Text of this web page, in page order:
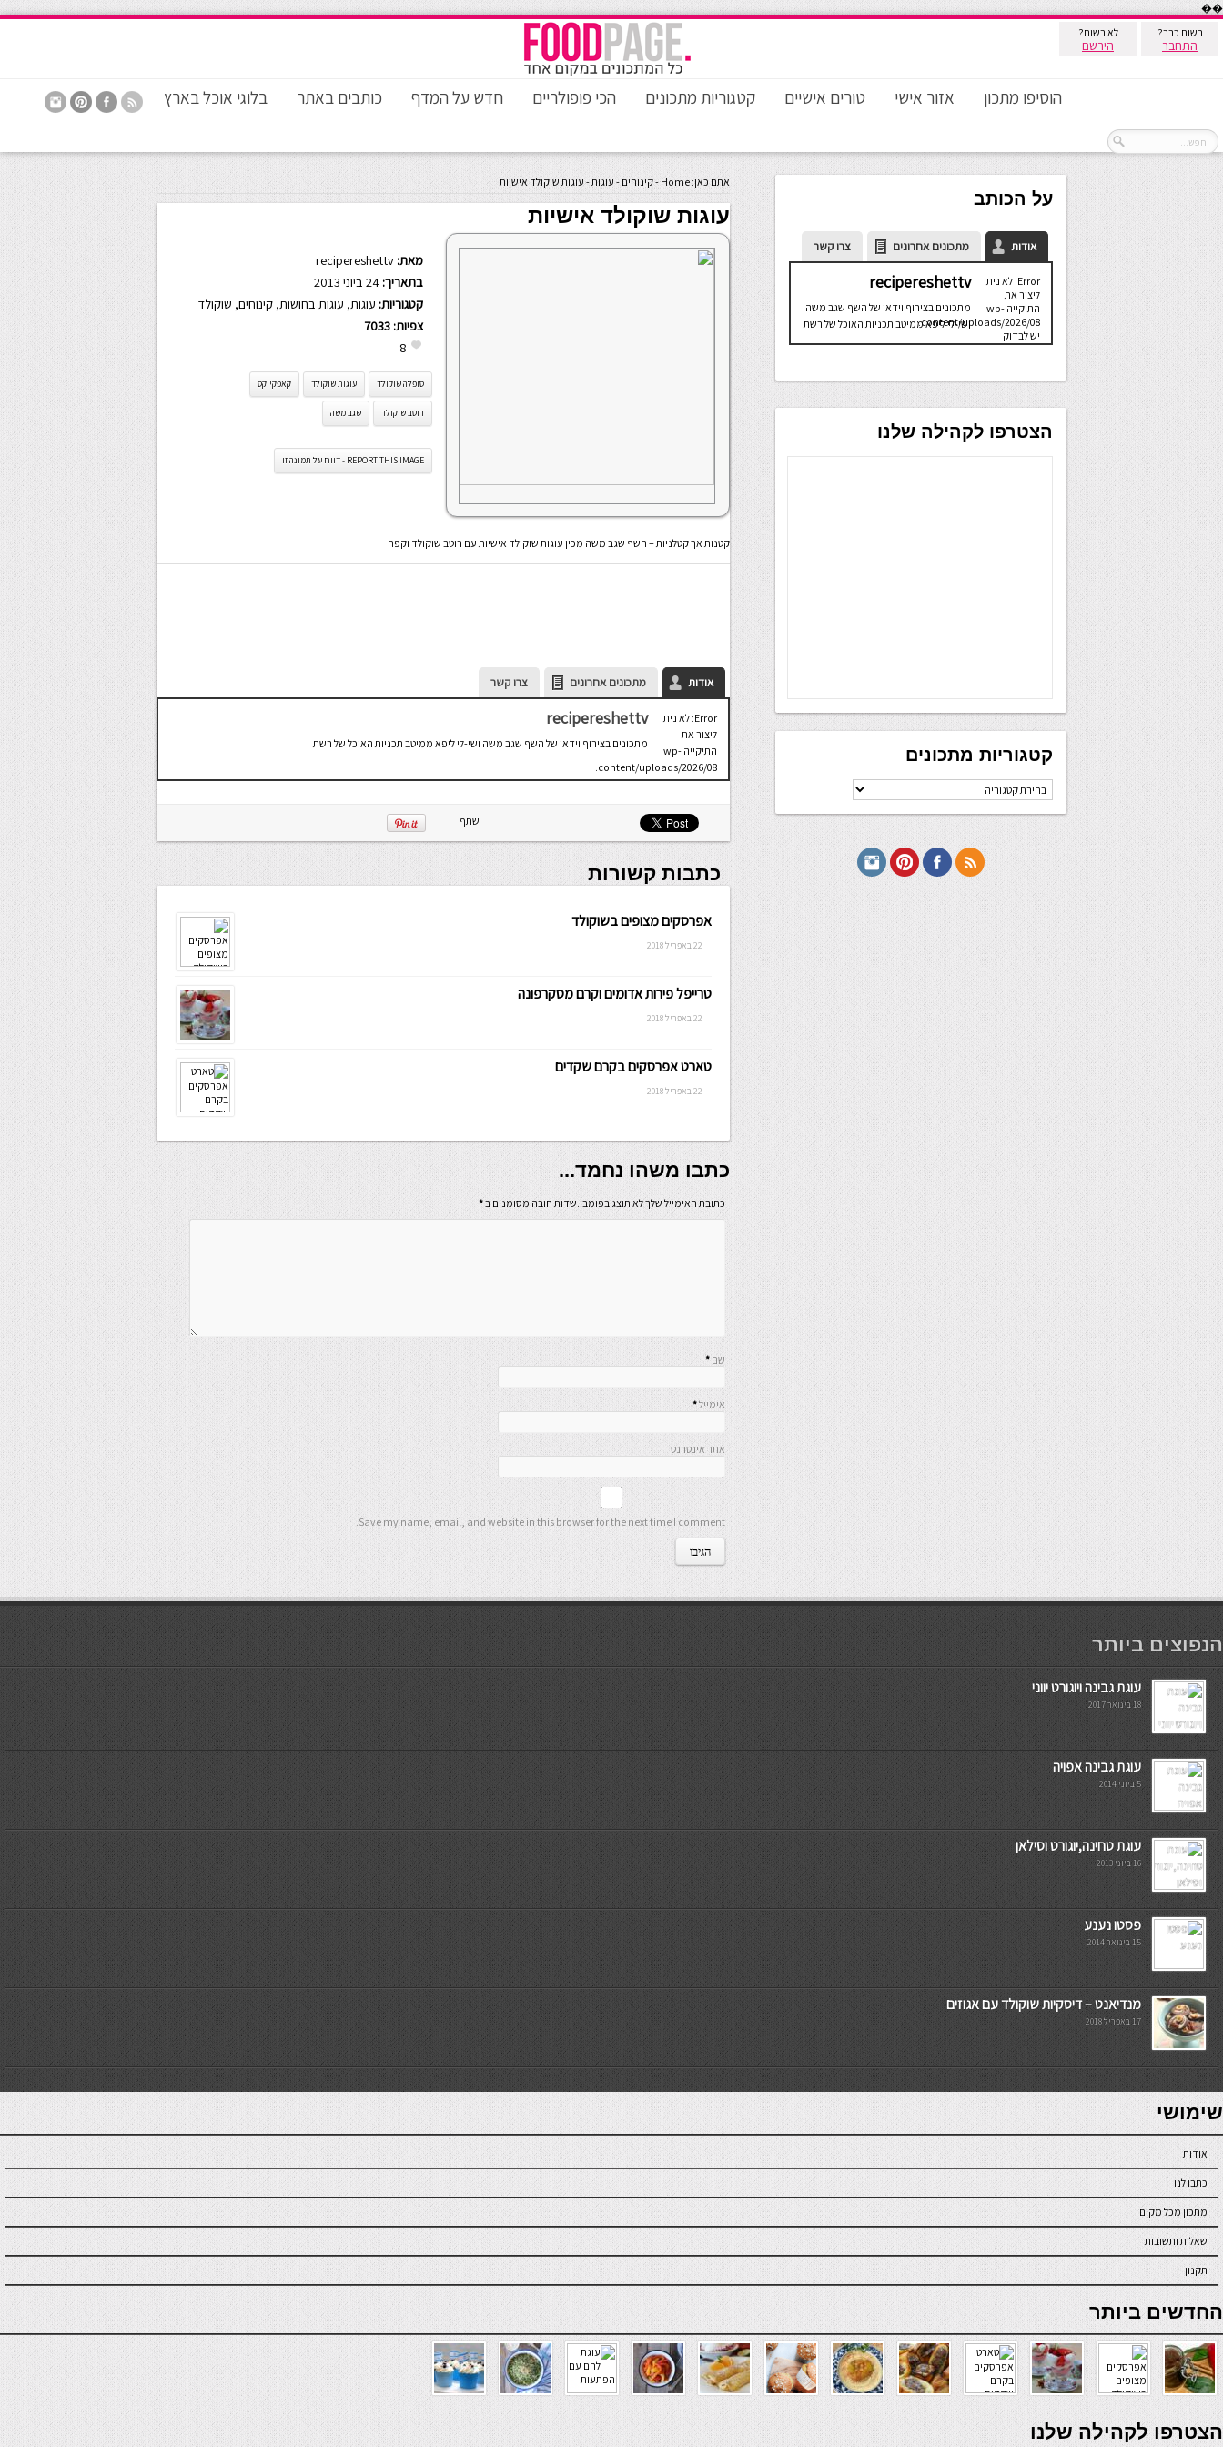
��
רשום כבר?
התחבר
לא רשום?
הירשם
הוסיפו מתכון אזור אישי טורים אישיים קטגוריות מתכונים הכי פופולריים חדש על המדף כותבים באתר בלוגי אוכל בארץ
אתם כאן: Home
-קינוחים - עוגות- עוגות שוקולד אישיות
עוגות שוקולד אישיות
מאת: recipereshettv
בתאריך:
קטגוריות: עוגות, עוגות בחושות, קינוחים, שוקולד
צפיות: 7033
8
סופלה שוקולד עוגות שוקולד קאפקייקס
רוטב שוקולד שגב משה
REPORT THIS IMAGE - דווח על תמונה זו
קטנות אך קטלניות – השף שגב משה מכין עוגות שוקולד אישיות עם רוטב שוקולד וקפה
אודות מתכונים אחרונים צרו קשר
Error: לא ניתן
ליצור את
התיקייה wp-
content/uploads/2026/08.
יש לבדוק
שלה ניתנת
לכתיבה.
recipereshettv
מתכונים בצירוף וידאו של השף שגב משה ושי-לי ליפא ממיטב תכניות האוכל של רשת
שתף
כתבות קשורות
אפרסקים מצופים בשוקולד
22 באפריל 2018
טרייפל פירות אדומים וקרם מסקרפונה
22 באפריל 2018
טארט אפרסקים בקרם שקדים
22 באפריל 2018
כתבו משהו נחמד...
כתובת האימייל שלך לא תוצג בפומבי.שדות חובה מסומנים ב*
שם *
אימייל*
אתר אינטרנט
Save my name, email, and website in this browser for the next time I comment.
על הכותב
אודות מתכונים אחרונים צרו קשר
Error: לא ניתן
ליצור את
התיקייה wp-
content/uploads/2026/08.
יש לבדוק
שתיקיית האב
recipereshettv
מתכונים בצירוף וידאו של השף שגב משה
ושי-לי ליפא ממיטב תכניות האוכל של רשת
הצטרפו לקהילה שלנו
קטגוריות מתכונים
קטגוריות
מתכונים
мостбет кг
הנפוצים ביותר
עוגת גבינה ויוגורט יווני
18 בינואר 2017
עוגת גבינה אפויה
5 ביוני 2014
עוגת טחינה,יוגורט וסילאן
16 ביוני 2013
פסטו נענע
15 בינואר 2014
מנדיאנט – דיסקיות שוקולד עם אגוזים
17 באפריל 2018
7slots
seriöse online casinos österreich
שימושי
אודות
כתבו לנו
מתכון מכל מקום
שאלות ותשובות
תקנון
online casino
החדשים ביותר
verde casino
הצטרפו לקהילה שלנו